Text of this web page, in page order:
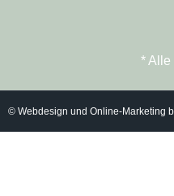
* Alle
© Webdesign und Online-Marketing